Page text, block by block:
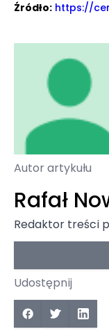
Źródło: https://
Autor artykułu
Rafał
Redaktor treści
Udostępnij